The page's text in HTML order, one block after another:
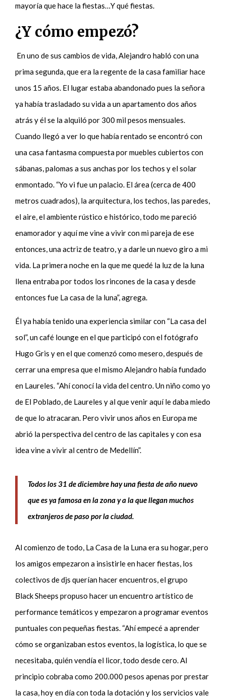
mayoría que hace la fiestas…Y qué fiestas.
¿Y cómo empezó?
En uno de sus cambios de vida, Alejandro habló con una
prima segunda, que era la regente de la casa familiar hace
unos 15 años. El lugar estaba abandonado pues la señora
ya había trasladado su vida a un apartamento dos años
atrás y él se la alquiló por 300 mil pesos mensuales.
Cuando llegó a ver lo que había rentado se encontró con
una casa fantasma compuesta por muebles cubiertos con
sábanas, palomas a sus anchas por los techos y el solar
enmontado. “Yo vi fue un palacio. El área (cerca de 400
metros cuadrados), la arquitectura, los techos, las paredes,
el aire, el ambiente rústico e histórico, todo me pareció
enamorador y aquí me vine a vivir con mi pareja de ese
entonces, una actriz de teatro, y a darle un nuevo giro a mi
vida. La primera noche en la que me quedé la luz de la luna
llena entraba por todos los rincones de la casa y desde
entonces fue La casa de la luna”, agrega.
Él ya había tenido una experiencia similar con “La casa del
sol”, un café lounge en el que participó con el fotógrafo
Hugo Gris y en el que comenzó como mesero, después de
cerrar una empresa que el mismo Alejandro había fundado
en Laureles. “Ahí conocí la vida del centro. Un niño como yo
de El Poblado, de Laureles y al que venir aquí le daba miedo
de que lo atracaran. Pero vivir unos años en Europa me
abrió la perspectiva del centro de las capitales y con esa
idea vine a vivir al centro de Medellín”.
Todos los 31 de diciembre hay una fiesta de año nuevo
que es ya famosa en la zona y a la que llegan muchos
extranjeros de paso por la ciudad.
Al comienzo de todo, La Casa de la Luna era su hogar, pero
los amigos empezaron a insistirle en hacer fiestas, los
colectivos de djs querían hacer encuentros, el grupo
Black Sheeps propuso hacer un encuentro artístico de
performance temáticos y empezaron a programar eventos
puntuales con pequeñas fiestas. “Ahí empecé a aprender
cómo se organizaban estos eventos, la logística, lo que se
necesitaba, quién vendía el licor, todo desde cero. Al
principio cobraba como 200.000 pesos apenas por prestar
la casa, hoy en día con toda la dotación y los servicios vale